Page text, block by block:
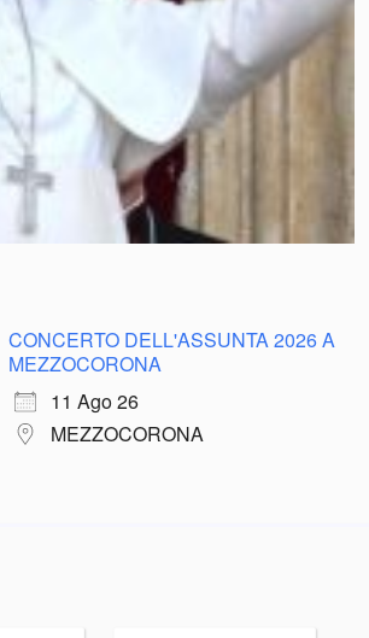
CONCERTO DELL'ASSUNTA 2026 A
MEZZOCORONA
11 Ago 26
MEZZOCORONA